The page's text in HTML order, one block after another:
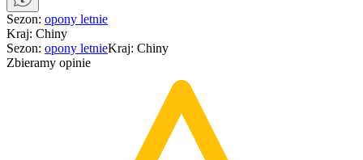
Sezon: opony letnie
Kraj: Chiny
Sezon: opony letnieKraj: Chiny
Zbieramy opinie